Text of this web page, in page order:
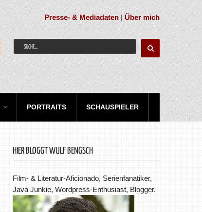
Presse- & Mediadaten |Über mich
PORTRAITS SCHAUSPIELER
HIER BLOGGT WULF BENGSCH
Film- & Literatur-Aficionado, Serienfanatiker,
Java Junkie, Wordpress-Enthusiast, Blogger.